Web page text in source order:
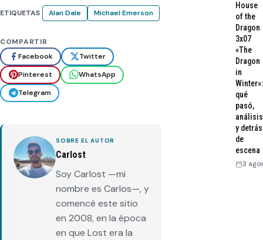
ETIQUETAS Alan Dale Michael Emerson
COMPARTIR
Facebook
Twitter
Pinterest
WhatsApp
Telegram
SOBRE EL AUTOR
Carlost
Soy Carlost —mi
nombre es Carlos—, y
comencé este sitio
en 2008, en la época
en que Lost era la
House
of the
Dragon
3x07
«The
Dragon
in
Winter»:
qué
pasó,
análisis
y detrás
de
escena
3